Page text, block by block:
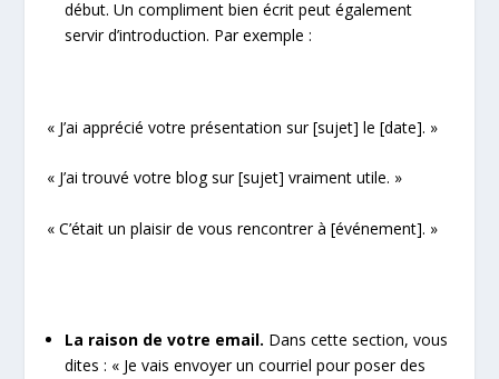
début. Un compliment bien écrit peut également
servir d’introduction. Par exemple :
« J’ai apprécié votre présentation sur [sujet] le [date]. »
« J’ai trouvé votre blog sur [sujet] vraiment utile. »
« C’était un plaisir de vous rencontrer à [événement]. »
La raison de votre email. Dans cette section, vous
dites : « Je vais envoyer un courriel pour poser des